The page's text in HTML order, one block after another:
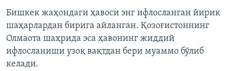
Бишкек жаҳондаги ҳавоси энг ифлосланган йирик
шаҳарлардан бирига айланган. Қозоғистоннинг
Олмаота шаҳрида эса ҳавонинг жиддий
ифлосланиши узоқ вақтдан бери муаммо бўлиб
келади.